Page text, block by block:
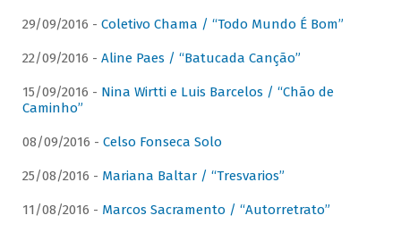
29/09/2016 - Coletivo Chama / “Todo Mundo É Bom”
22/09/2016 - Aline Paes / “Batucada Canção”
15/09/2016 - Nina Wirtti e Luis Barcelos / “Chão de
Caminho”
08/09/2016 - Celso Fonseca Solo
25/08/2016 - Mariana Baltar / “Tresvarios”
11/08/2016 - Marcos Sacramento / “Autorretrato”